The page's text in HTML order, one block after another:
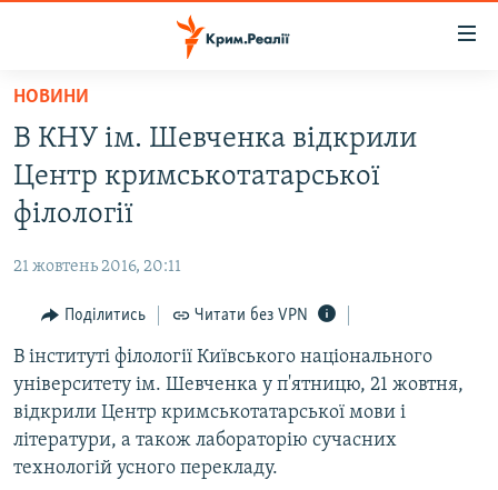
Перейти
основного
матеріалу
Перейти
до
основної
Перейти
пошуку
ВІДЕО ТА ФОТО
БЛОГИ
ПОГЛЯД
ІНТЕРВ'Ю
ВСЕ ЗА ДЕНЬ
СПЕЦПРОЕКТИ
ДЕПОРТАЦІЯ
ЯК ОБІЙТИ БЛОКУВАННЯ
НОВИНИ
В КНУ ім. Шевченка відкрили
Центр кримськотатарської
філології
21 жовтень 2016, 20:11
Поділитись Читати без VPN
В інституті філології Київського національного
університету ім. Шевченка у п'ятницю, 21 жовтня,
відкрили Центр кримськотатарської мови і
літератури, а також лабораторію сучасних
технологій усного перекладу.